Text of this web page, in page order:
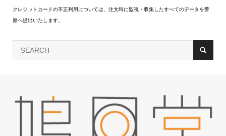
クレジットカードの不正利用については、注文時に監視・収集したすべてのデータを警
察へ提出いたします。